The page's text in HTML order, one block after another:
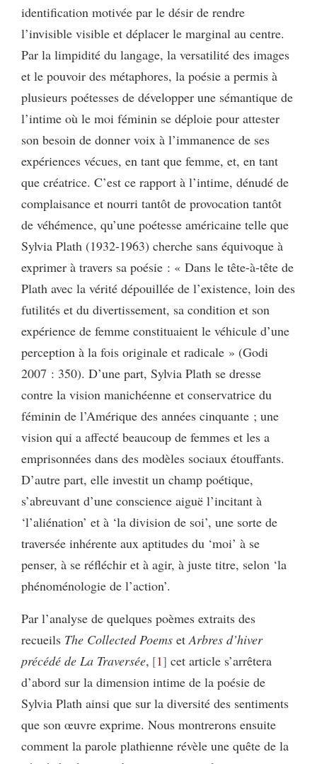
identification motivée par le désir de rendre
l’invisible visible et déplacer le marginal au centre.
Par la limpidité du langage, la versatilité des images
et le pouvoir des métaphores, la poésie a permis à
plusieurs poétesses de développer une sémantique de
l’intime où le moi féminin se déploie pour attester
son besoin de donner voix à l’immanence de ses
expériences vécues, en tant que femme, et, en tant
que créatrice. C’est ce rapport à l’intime, dénudé de
complaisance et nourri tantôt de provocation tantôt
de véhémence, qu’une poétesse américaine telle que
Sylvia Plath (1932-1963) cherche sans équivoque à
exprimer à travers sa poésie : « Dans le tête-à-tête de
Plath avec la vérité dépouillée de l’existence, loin des
futilités et du divertissement, sa condition et son
expérience de femme constituaient le véhicule d’une
perception à la fois originale et radicale » (Godi
2007 : 350). D’une part, Sylvia Plath se dresse
contre la vision manichéenne et conservatrice du
féminin de l’Amérique des années cinquante ; une
vision qui a affecté beaucoup de femmes et les a
emprisonnées dans des modèles sociaux étouffants.
D’autre part, elle investit un champ poétique,
s’abreuvant d’une conscience aiguë l’incitant à
‘l’aliénation’ et à ‘la division de soi’, une sorte de
traversée inhérente aux aptitudes du ‘moi’ à se
penser, à se réfléchir et à agir, à juste titre, selon ‘la
phénoménologie de l’action’.
Par l’analyse de quelques poèmes extraits des
recueils The Collected Poems et Arbres d’hiver
précédé de La Traversée, 1 cet article s’arrêtera
d’abord sur la dimension intime de la poésie de
Sylvia Plath ainsi que sur la diversité des sentiments
que son œuvre exprime. Nous montrerons ensuite
comment la parole plathienne révèle une quête de la